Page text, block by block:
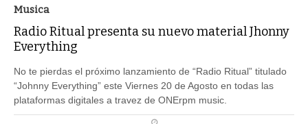
Musica
Radio Ritual presenta su nuevo material Jhonny
Everything
No te pierdas el próximo lanzamiento de “Radio Ritual” titulado
“Johnny Everything” este Viernes 20 de Agosto en todas las
plataformas digitales a travez de ONErpm music.